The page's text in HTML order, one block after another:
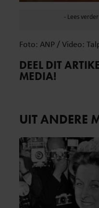
Foto: ANP / Video:
DEEL DIT
MEDIA!
UIT ANDERE